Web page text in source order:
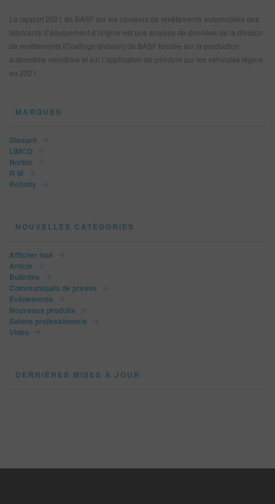
Le rapport 2021 de BASF sur les couleurs de revêtements automobiles des
fabricants d’équipement d’origine est une analyse de données de la division
de revêtements (Coatings division) de BASF fondée sur la production
automobile mondiale et sur l’application de peinture sur les véhicules légers
en 2021.
MARQUES
Glasurit
LIMCO
Norbin
R-M
Refinity
NOUVELLES CATÉGORIES
Afficher tout
Article
Bulletins
Communiqués de presse
Événements
Nouveaux produits
Salons professionnels
Vidéo
DERNIÈRES MISES À JOUR